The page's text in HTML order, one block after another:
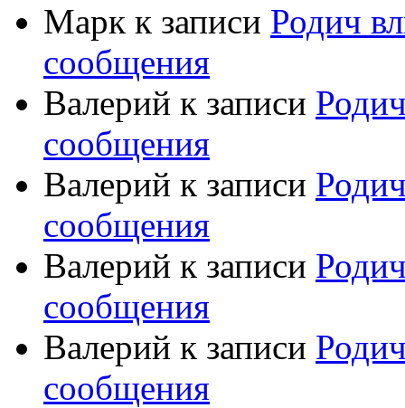
Марк к записи Родич
сообщения
Валерий к записи
сообщения
Валерий к записи
сообщения
Валерий к записи
сообщения
Валерий к записи
сообщения